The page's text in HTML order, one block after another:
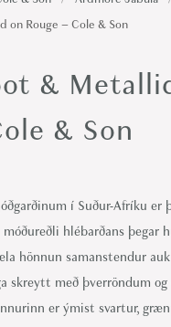
&
& Son
on Rouge – Cole & Son
í Suður-Afríku
hlébarðans þegar
hönnun samanstendur
skreytt með þverröndum
er ýmist svartur,